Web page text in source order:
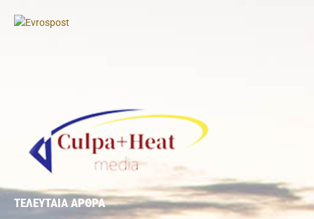
ΤΕΛΕΥΤΑΙΑ ΑΡΘΡΑ